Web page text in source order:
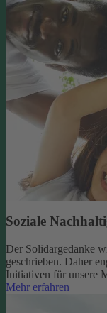
Soziale
Der Solidargedanke
geschrieben. Daher
Initiativen für unsere
Mehr erfahren